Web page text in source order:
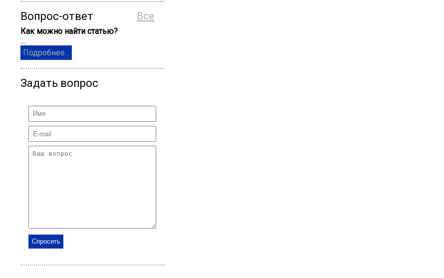
Все
Вопрос-ответ
Как можно найти статью?
...
Подробнее...
Задать вопрос